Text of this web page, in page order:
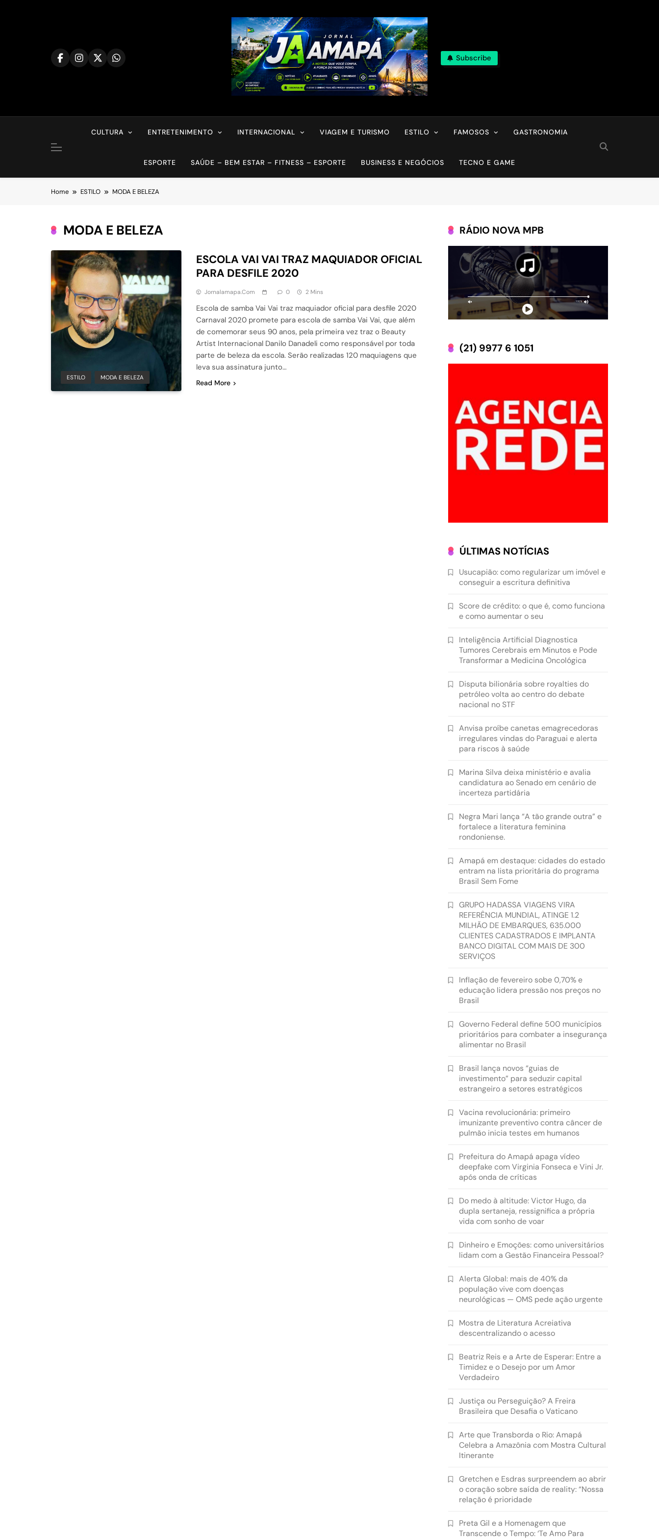
Subscribe
CULTURA ENTRETENIMENTO INTERNACIONAL VIAGEM E TURISMO ESTILO FAMOSOS GASTRONOMIA
ESPORTE SAÚDE – BEM ESTAR – FITNESS – ESPORTE BUSINESS E NEGÓCIOS TECNO E GAME
Home ESTILO MODA E BELEZA
MODA E BELEZA
ESTILO MODA E BELEZA
ESCOLA VAI VAI TRAZ MAQUIADOR OFICIAL
PARA DESFILE 2020
Jornalamapa.com 0 2 Mins
Escola de samba Vai Vai traz maquiador oficial para desfile 2020
Carnaval 2020 promete para escola de samba Vai Vai, que além
de comemorar seus 90 anos, pela primeira vez traz o Beauty
Artist Internacional Danilo Danadeli como responsável por toda
parte de beleza da escola. Serão realizadas 120 maquiagens que
leva sua assinatura junto…
Read More
RÁDIO NOVA MPB
(21) 9977 6 1051
ÚLTIMAS NOTÍCIAS
Usucapião: como regularizar um imóvel e
conseguir a escritura definitiva
Score de crédito: o que é, como funciona
e como aumentar o seu
Inteligência Artificial Diagnostica
Tumores Cerebrais em Minutos e Pode
Transformar a Medicina Oncológica
Disputa bilionária sobre royalties do
petróleo volta ao centro do debate
nacional no STF
Anvisa proíbe canetas emagrecedoras
irregulares vindas do Paraguai e alerta
para riscos à saúde
Marina Silva deixa ministério e avalia
candidatura ao Senado em cenário de
incerteza partidária
Negra Mari lança “A tão grande outra” e
fortalece a literatura feminina
rondoniense.
Amapá em destaque: cidades do estado
entram na lista prioritária do programa
Brasil Sem Fome
GRUPO HADASSA VIAGENS VIRA
REFERÊNCIA MUNDIAL, ATINGE 1.2
MILHÃO DE EMBARQUES, 635.000
CLIENTES CADASTRADOS E IMPLANTA
BANCO DIGITAL COM MAIS DE 300
SERVIÇOS
Inflação de fevereiro sobe 0,70% e
educação lidera pressão nos preços no
Brasil
Governo Federal define 500 municípios
prioritários para combater a insegurança
alimentar no Brasil
Brasil lança novos “guias de
investimento” para seduzir capital
estrangeiro a setores estratégicos
Vacina revolucionária: primeiro
imunizante preventivo contra câncer de
pulmão inicia testes em humanos
Prefeitura do Amapá apaga vídeo
deepfake com Virginia Fonseca e Vini Jr.
após onda de críticas
Do medo à altitude: Victor Hugo, da
dupla sertaneja, ressignifica a própria
vida com sonho de voar
Dinheiro e Emoções: como universitários
lidam com a Gestão Financeira Pessoal?
Alerta Global: mais de 40% da
população vive com doenças
neurológicas — OMS pede ação urgente
Mostra de Literatura Acreiativa
descentralizando o acesso
Beatriz Reis e a Arte de Esperar: Entre a
Timidez e o Desejo por um Amor
Verdadeiro
Justiça ou Perseguição? A Freira
Brasileira que Desafia o Vaticano
Arte que Transborda o Rio: Amapá
Celebra a Amazônia com Mostra Cultural
Itinerante
Gretchen e Esdras surpreendem ao abrir
o coração sobre saída de reality: “Nossa
relação é prioridade
Preta Gil e a Homenagem que
Transcende o Tempo: ‘Te Amo Para